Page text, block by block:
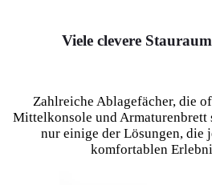
Viele clevere
Zahlreiche Ablagefächer, die
Mittelkonsole und Armaturenbrett
nur einige der Lösungen, die
komfortablen